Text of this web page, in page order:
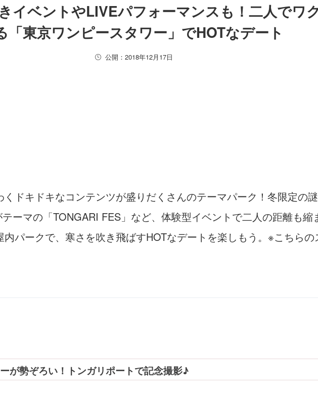
きイベントやLIVEパフォーマンスも！二人でワ
「東京ワンピースタワー」でHOTなデート
公開：2018年12月17日
くドキドキなコンテンツが盛りだくさんのテーマパーク！冬限定の
ーマの「TONGARI FES」など、体験型イベントで二人の距離も
パークで、寒さを吹き飛ばすHOTなデートを楽しもう。※こちら
が勢ぞろい！トンガリポートで記念撮影♪